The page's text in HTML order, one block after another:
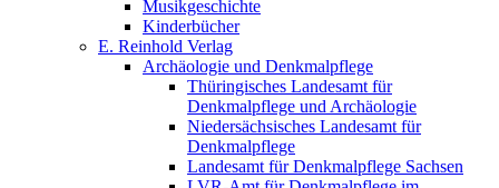
Musikgeschichte
Kinderbücher
E. Reinhold Verlag
Archäologie und Denkmalpflege
Thüringisches Landesamt für
Denkmalpflege und Archäologie
Niedersächsisches Landesamt für
Denkmalpflege
Landesamt für Denkmalpflege Sachsen